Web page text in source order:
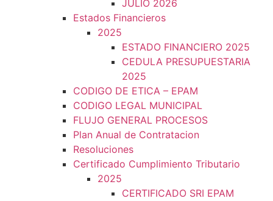
JULIO 2026
Estados Financieros
2025
ESTADO FINANCIERO 2025
CEDULA PRESUPUESTARIA
2025
CODIGO DE ETICA – EPAM
CODIGO LEGAL MUNICIPAL
FLUJO GENERAL PROCESOS
Plan Anual de Contratacion
Resoluciones
Certificado Cumplimiento Tributario
2025
CERTIFICADO SRI EPAM